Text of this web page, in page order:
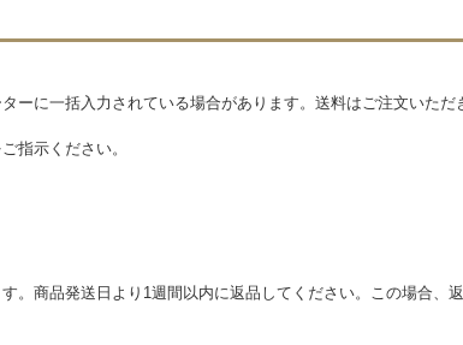
ーに一括入力されている場合があります。送料はご注文いた
指示ください。
。商品発送日より1週間以内に返品してください。この場合、